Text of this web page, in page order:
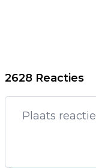
2628 Reacties